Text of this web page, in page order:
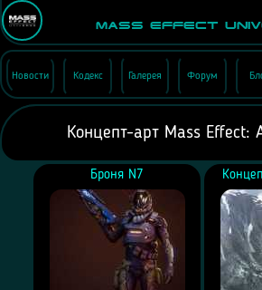
Mass Effect
Новости Кодекс Галерея Форум
Концепт-арт Mass Effect:
Броня N7